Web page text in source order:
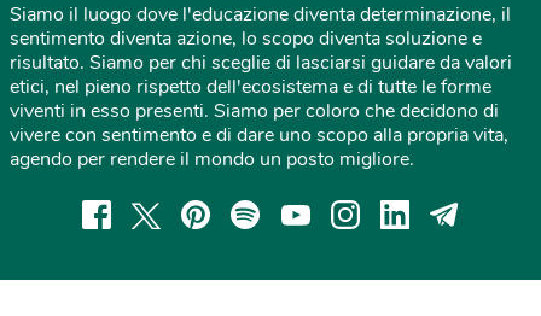
Siamo il luogo dove l'educazione diventa determinazione, il
sentimento diventa azione, lo scopo diventa soluzione e
risultato. Siamo per chi sceglie di lasciarsi guidare da valori
etici, nel pieno rispetto dell'ecosistema e di tutte le forme
viventi in esso presenti. Siamo per coloro che decidono di
vivere con sentimento e di dare uno scopo alla propria vita,
agendo per rendere il mondo un posto migliore.